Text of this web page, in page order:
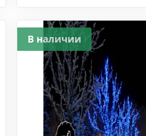
В наличии